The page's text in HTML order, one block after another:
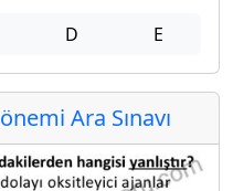
D E
Ara Sınavı